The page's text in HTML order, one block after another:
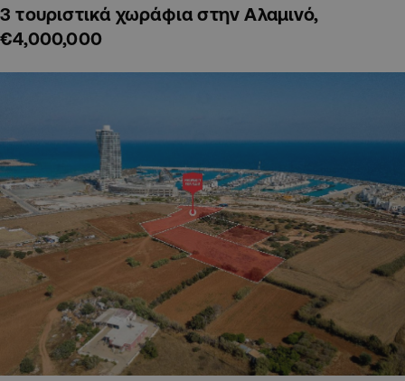
3 τουριστικά χωράφια στην Αλαμινό,
€4,000,000